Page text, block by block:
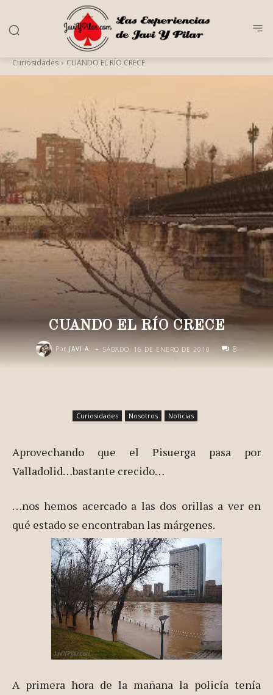
Curiosidades CUANDO EL RÍO CRECE
CUANDO EL RÍO CRECE
Por JAVI A. - SÁBADO, 16 DE ENERO DE 2010 8
Curiosidades Nosotros Noticias
Aprovechando que el Pisuerga pasa por
Valladolid…bastante crecido…
…nos hemos acercado a las dos orillas a ver en
qué estado se encontraban las márgenes.
A primera hora de la mañana la policía tenía